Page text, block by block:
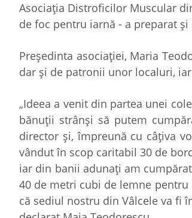
Asociaţia Distroficilor Muscular
de foc pentru iarnă - a preparat
Preşedinta asociaţiei, Maria
dar şi de patronii unor localuri,
„Ideea a venit din partea unei
bănuţii strânşi să putem
director şi, împreună cu câţiva
vândut în scop caritabil 30 de
iar din banii adunaţi am
40 de metri cubi de lemne pentru
că sediul nostru din Vâlcele va fi